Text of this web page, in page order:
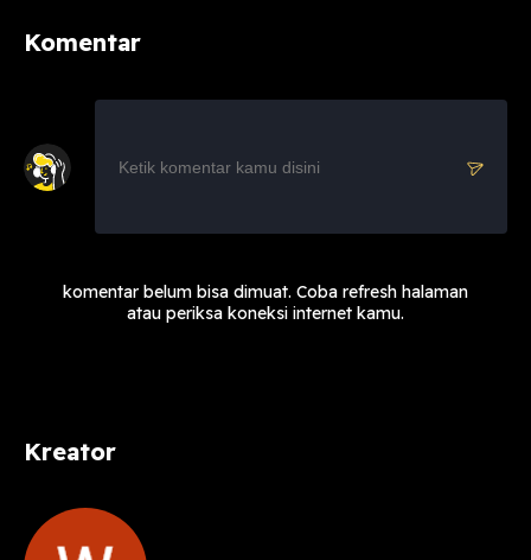
Komentar
komentar belum bisa dimuat. Coba refresh halaman
atau periksa koneksi internet kamu.
Kreator